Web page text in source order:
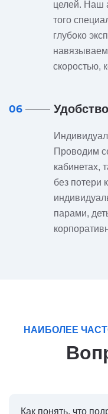
целей. Наш
того
глубоко
скоростью,
06
Проводим
кабинетах,
без потери
парами,
НАИБОЛЕЕ
Как понять, что